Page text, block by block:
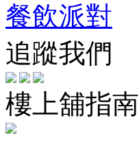
餐飲派對
追蹤我們
樓上舖指南